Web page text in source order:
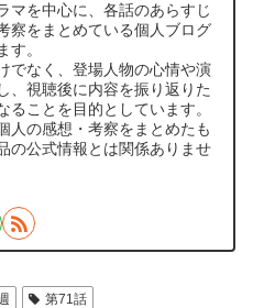
マを中心に、各話のあらすじ
察をまとめている個人ブログ
す。
でなく、登場人物の心情や演
、視聴後に内容を振り返りた
ることを目的としています。
人の感想・考察をまとめたも
の公式情報とは関係ありませ
第71話